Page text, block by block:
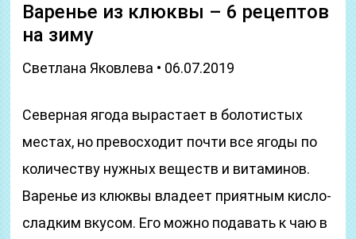
Варенье из клюквы – 6 рецептов
на зиму
Светлана Яковлева • 06.07.2019
Северная ягода вырастает в болотистых
местах, но превосходит почти все ягоды по
количеству нужных веществ и витаминов.
Варенье из клюквы владеет приятным кисло-
сладким вкусом. Его можно подавать к чаю в